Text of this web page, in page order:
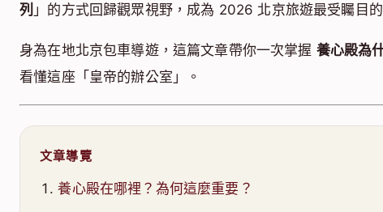
列 」的方式回歸觀眾視野，成為 2026 北京旅遊最受矚目
身為在地北京包車導遊，這篇文章帶你一次掌握 養心殿為
看懂這座「皇帝的辦公室」。
文章導覽
養心殿在哪裡？為何這麼重要？